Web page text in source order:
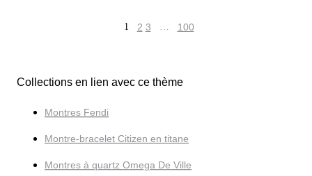
1 2 3 … 100
Collections en lien avec ce thème
Montres Fendi
Montre-bracelet Citizen en titane
Montres à quartz Omega De Ville